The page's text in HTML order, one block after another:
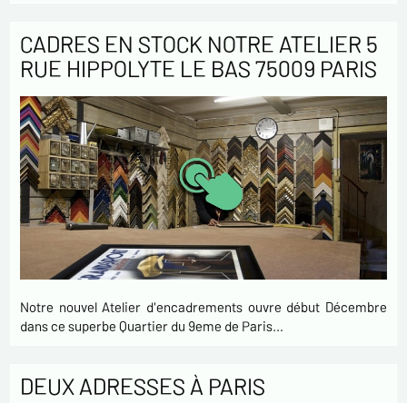
CADRES EN STOCK NOTRE ATELIER 5
RUE HIPPOLYTE LE BAS 75009 PARIS
Notre nouvel Atelier d'encadrements ouvre début Décembre
dans ce superbe Quartier du 9eme de Paris…
DEUX ADRESSES À PARIS